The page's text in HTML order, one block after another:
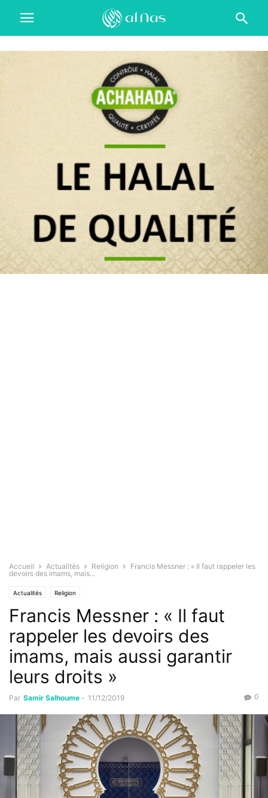
Accueil Actualités Religion
Francis Messner : « Il faut rappeler les
devoirs des imams, mais...
Actualités Religion
Francis Messner : « Il faut
rappeler les devoirs des
imams, mais aussi garantir
leurs droits »
Par Samir Salhoume - 11/12/2019 0